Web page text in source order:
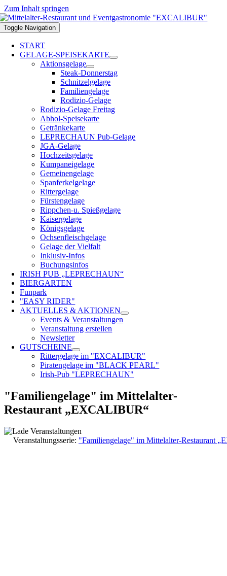
Zum Inhalt springen
Toggle Navigation
START
GELAGE-SPEISEKARTE
Aktionsgelage
Steak-Donnerstag
Schnitzelgelage
Familiengelage
Rodizio-Gelage
Rodizio-Gelage Freitag
Abhol-Speisekarte
Getränkekarte
LEPRECHAUN Pub-Gelage
JGA-Gelage
Hochzeitsgelage
Kumpaneigelage
Gemeinengelage
Spanferkelgelage
Rittergelage
Fürstengelage
Rippchen-u. Spießgelage
Kaisergelage
Königsgelage
Ochsenfleischgelage
Gelage der Vielfalt
Inklusiv-Infos
Buchungsinfos
IRISH PUB „LEPRECHAUN“
BIERGARTEN
Funpark
"EASY RIDER"
AKTUELLES & AKTIONEN
Events & Veranstaltungen
Veranstaltung erstellen
Newsletter
GUTSCHEINE
Rittergelage im "EXCALIBUR"
Piratengelage im "BLACK PEARL"
Irish-Pub "LEPRECHAUN"
"Familiengelage" im Mittelalter-
Restaurant „EXCALIBUR“
Veranstaltungsserie: "Familiengelage" im Mittelalter-Restaurant